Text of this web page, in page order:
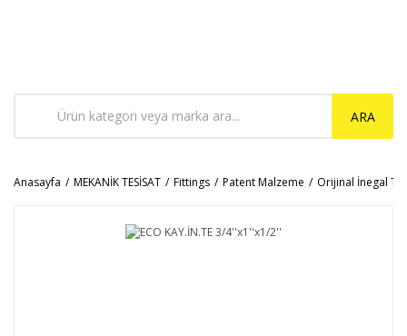
ARA
Anasayfa MEKANİK TESİSAT Fittings Patent Malzeme Orijinal İnegal Te